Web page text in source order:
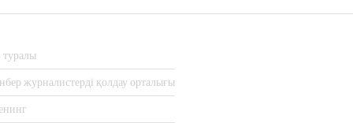
туралы
журналистерді қолдау орталығы